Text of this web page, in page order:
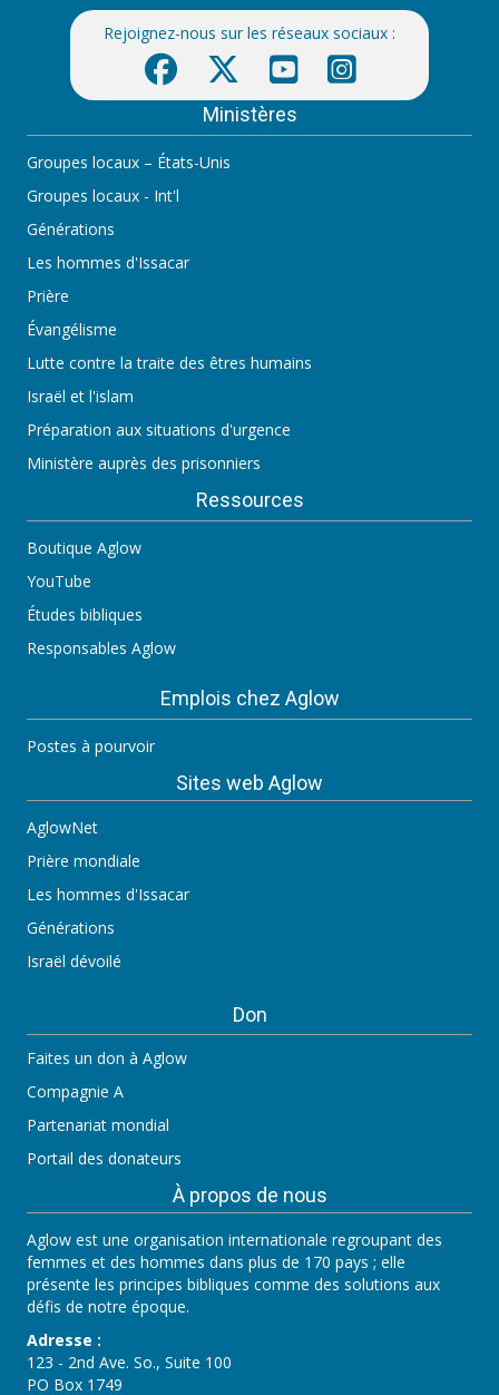
Rejoignez-nous sur les réseaux sociaux :
Ministères
Groupes locaux – États-Unis
Groupes locaux - Int'l
Générations
Les hommes d'Issacar
Prière
Évangélisme
Lutte contre la traite des êtres humains
Israël et l'islam
Préparation aux situations d'urgence
Ministère auprès des prisonniers
Ressources
Boutique Aglow
YouTube
Études bibliques
Responsables Aglow
Emplois chez Aglow
Postes à pourvoir
Sites web Aglow
AglowNet
Prière mondiale
Les hommes d'Issacar
Générations
Israël dévoilé
Don
Faites un don à Aglow
Compagnie A
Partenariat mondial
Portail des donateurs
À propos de nous
Aglow est une organisation internationale regroupant des
femmes et des hommes dans plus de 170 pays ; elle
présente les principes bibliques comme des solutions aux
défis de notre époque.
Adresse :
123 - 2nd Ave. So., Suite 100
PO Box 1749